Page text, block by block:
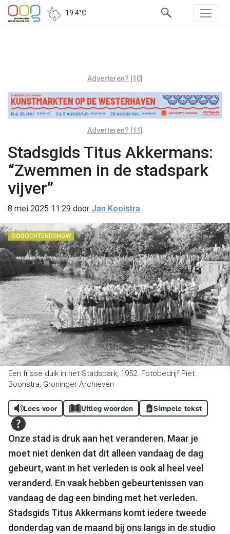
19.4°C
Adverteren? [10]
Adverteren? [11]
Stadsgids Titus Akkermans:
“Zwemmen in de stadspark
vijver”
8 mei 2025 11:29 door Jan Kooistra
OOGOCHTENDSHOW
Een frisse duik in het Stadspark, 1952. Fotobedrijf Piet
Boonstra, Groninger Archieven
Lees voor Uitleg woorden Simpele tekst
Onze stad is druk aan het veranderen. Maar je
moet niet denken dat dit alleen vandaag de dag
gebeurt, want in het verleden is ook al heel veel
veranderd. En vaak hebben gebeurtenissen van
vandaag de dag een binding met het verleden.
Stadsgids Titus Akkermans komt iedere tweede
donderdag van de maand bij ons langs in de studio